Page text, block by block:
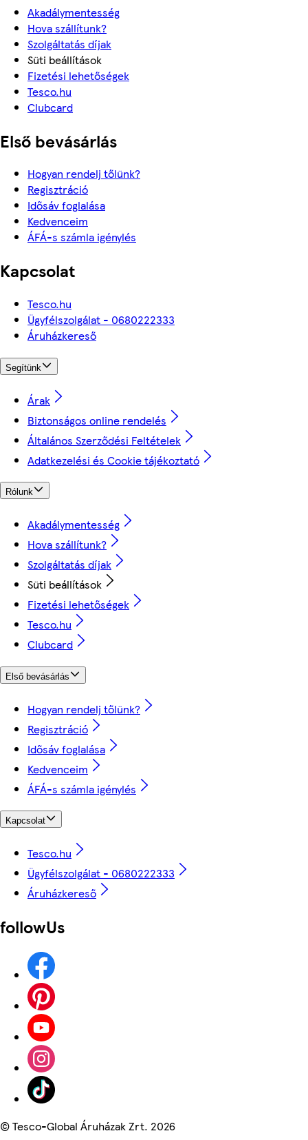
Akadálymentesség
Hova szállítunk?
Szolgáltatás díjak
Süti beállítások
Fizetési lehetőségek
Tesco.hu
Clubcard
Első bevásárlás
Hogyan rendelj tőlünk?
Regisztráció
Idősáv foglalása
Kedvenceim
ÁFÁ-s számla igénylés
Kapcsolat
Tesco.hu
Ügyfélszolgálat - 0680222333
Áruházkereső
Segítünk
Árak
Biztonságos online rendelés
Általános Szerződési Feltételek
Adatkezelési és Cookie tájékoztató
Rólunk
Akadálymentesség
Hova szállítunk?
Szolgáltatás díjak
Süti beállítások
Fizetési lehetőségek
Tesco.hu
Clubcard
Első bevásárlás
Hogyan rendelj tőlünk?
Regisztráció
Idősáv foglalása
Kedvenceim
ÁFÁ-s számla igénylés
Kapcsolat
Tesco.hu
Ügyfélszolgálat - 0680222333
Áruházkereső
followUs
©Tesco-Global Áruházak Zrt. 2026